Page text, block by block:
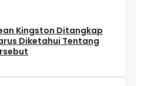
Kingston Ditangkap
Diketahui Tentang